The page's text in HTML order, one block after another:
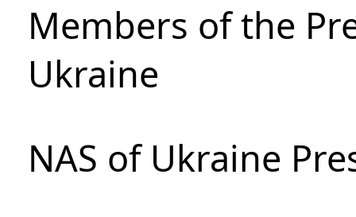
Members of the
Ukraine
NAS of Ukraine